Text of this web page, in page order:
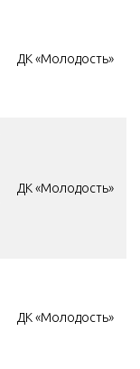
ДК «Молодость»
ДК «Молодость»
ДК «Молодость»